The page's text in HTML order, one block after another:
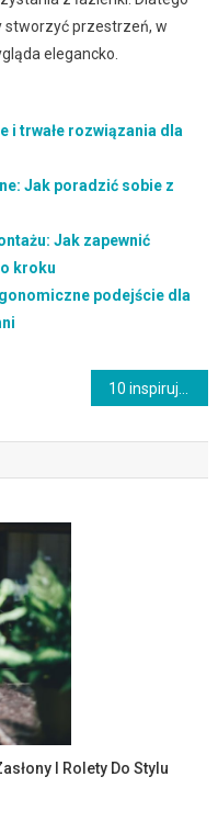
stworzyć przestrzeń, w
elegancko.
i trwałe rozwiązania dla
Jak poradzić sobie z
Jak zapewnić
kroku
podejście dla
I Rolety Do Stylu